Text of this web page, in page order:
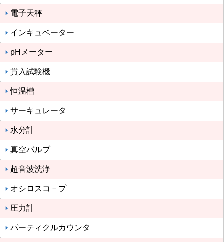
電子天秤
インキュベーター
pHメーター
貫入試験機
恒温槽
サーキュレータ
水分計
真空バルブ
超音波洗浄
オシロスコ－プ
圧力計
パーティクルカウンタ